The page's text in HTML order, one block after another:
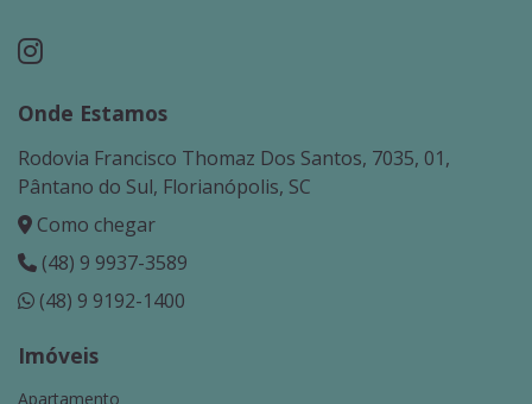
Onde Estamos
Rodovia Francisco Thomaz Dos Santos, 7035, 01,
Pântano do Sul, Florianópolis, SC
Como chegar
(48) 9 9937-3589
(48) 9 9192-1400
Imóveis
Apartamento